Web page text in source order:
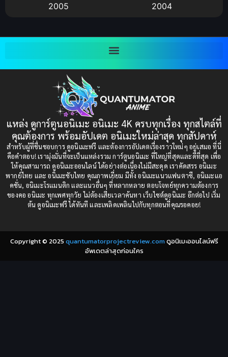
Bitch (ผู้หญิงร่าน)
Bondage (ทาส)(1)
(1)
Censored (เซ็นเซอร์)(19)
Comedy (ตลก)(235)
Comedy (ตลก)(85)
Comic Book การ์ตูน(1)
Coming-of-Age ก้าวผ่านวัย(6)
2005
2004
2001
2000
1997
1993
1991
1989
1988
1987
1985
1984
1983
1982
1981
1980
1979
แหล่ง ดูการ์ตูนอนิเมะ อนิเมะ 4K ครบทุกเรื่อง ทุกสไตล์ที่
คุณต้องการ พร้อมอัปเดต อนิเมะใหม่ล่าสุด ทุกสัปดาห์
สำหรับผู้ที่ชื่นชอบการ ดูอนิเมะฟรี และต้องการอัปเดตเรื่องราวใหม่ๆ อยู่เสมอ ที่นี่
คือคำตอบ! เรามุ่งมั่นที่จะเป็นแหล่งรวม การ์ตูนอนิเมะ ที่ใหญ่ที่สุดและดีที่สุด เพื่อ
ให้คุณสามารถ ดูอนิเมะออนไลน์ ได้อย่างต่อเนื่องไม่มีสะดุด เราคัดสรร อนิเมะ
พากย์ไทย และ อนิเมะซับไทย คุณภาพเยี่ยม มีทั้ง อนิเมะแนวแฟนตาซี, อนิเมะแอ
คชั่น, อนิเมะโรแมนติก และแนวอื่นๆ ที่หลากหลาย ตอบโจทย์ทุกความต้องการ
ของคอ อนิเมะ ทุกเพศทุกวัย ไม่ต้องเสียเวลาค้นหา เว็บไซต์ดูอนิเมะ อีกต่อไป เริ่ม
ต้น ดูอนิเมะฟรี ได้ทันที และเพลิดเพลินไปกับทุกตอนที่คุณรอคอย!
Copyright © 2025 quantumatorprojectreview.comดูอนิเมะออนไลน์ฟรี
อัพเดตล่าสุดก่อนใคร